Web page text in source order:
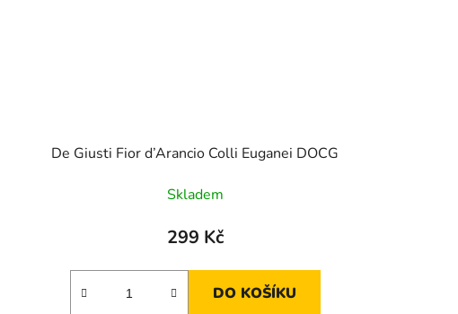
De Giusti Fior d’Arancio Colli Euganei DOCG
Skladem
299 Kč
DO KOŠÍKU